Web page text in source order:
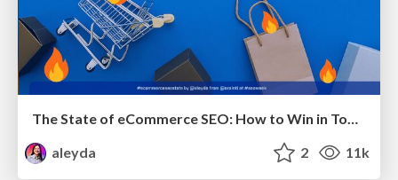
The State of eCommerce SEO: How to Win in Today's Products SERPs - #SEOweek
aleyda
2 11k